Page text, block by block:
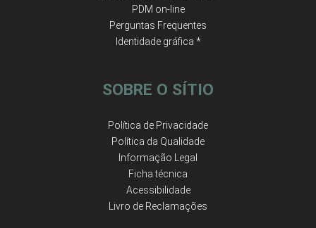
PDM on-line
Perguntas Frequentes
Identidade gráfica *
SOBRE O SÍTIO
Política de Privacidade
Política da Qualidade
Informação Legal
Ficha técnica
Acessibilidade
Livro de Reclamações